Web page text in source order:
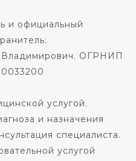
и официальный
Владимирович. ОГРНИП
услугой.
и назначения
специалиста.
услугой